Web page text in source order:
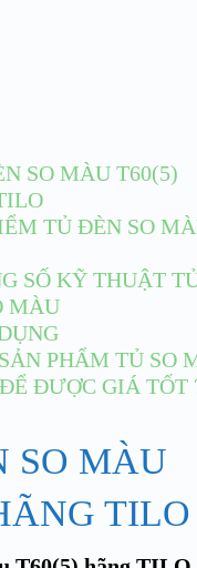
SO MÀU T60(5)
TỦ ĐÈN SO
SỐ KỸ THUẬT
MÀU
PHẨM TỦ SO
ĐƯỢC GIÁ TỐT
SO MÀU
TILO